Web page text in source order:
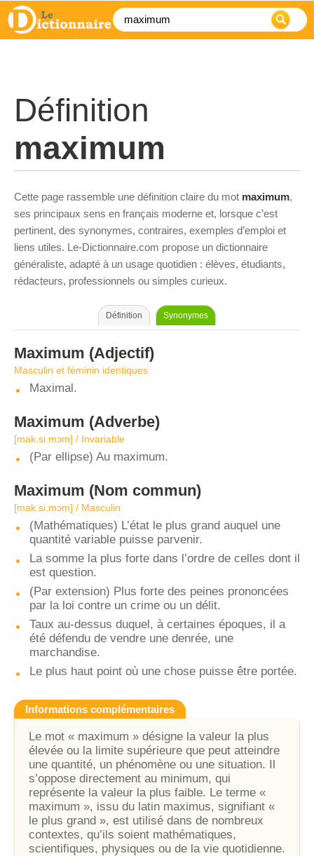
Définition
maximum
Cette page rassemble une définition claire du mot maximum,
ses principaux sens en français moderne et, lorsque c’est
pertinent, des synonymes, contraires, exemples d’emploi et
liens utiles. Le-Dictionnaire.com propose un dictionnaire
généraliste, adapté à un usage quotidien : élèves, étudiants,
rédacteurs, professionnels ou simples curieux.
Définition Synonymes
Maximum (Adjectif)
Masculin et féminin identiques
Maximal.
Maximum (Adverbe)
[mak.si.mɔm] / Invariable
(Par ellipse) Au maximum.
Maximum (Nom commun)
[mak.si.mɔm] / Masculin
(Mathématiques) L’état le plus grand auquel une
quantité variable puisse parvenir.
La somme la plus forte dans l’ordre de celles dont il
est question.
(Par extension) Plus forte des peines prononcées
par la loi contre un crime ou un délit.
Taux au-dessus duquel, à certaines époques, il a
été défendu de vendre une denrée, une
marchandise.
Le plus haut point où une chose puisse être portée.
Informations complémentaires
Le mot « maximum » désigne la valeur la plus
élevée ou la limite supérieure que peut atteindre
une quantité, un phénomène ou une situation. Il
s’oppose directement au minimum, qui
représente la valeur la plus faible. Le terme «
maximum », issu du latin maximus, signifiant «
le plus grand », est utilisé dans de nombreux
contextes, qu’ils soient mathématiques,
scientifiques, physiques ou de la vie quotidienne.